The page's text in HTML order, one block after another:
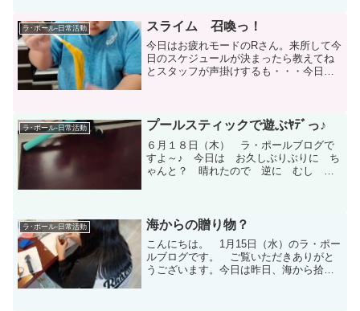
今日は こんなん しま...
ラ･ポール-日常活動 スライム 召喚っ！
今日はお疲れモードのRさん。来所して今
日のスケジュールが決まったら教えてね
とスタッフが声掛けするも・・・今日は
ることが決まったらお次は...
ラ･ポール-日常活動 プールスティックで遊ぶﾔﾃﾞっ♪
６月１８日（木） ラ・ポールブログで
すよ～♪ 今日は お久しぶりぶりに ち
ゃんと？ 晴れたので 逆に むし あ
↺な 児...
ラ･ポール-日常活動 海からの贈り物？
こんにちは。 1月15日（水）のラ・ポー
ルブログです。 ご覧いただきありがと
うございます。今日は昨日、海から拾っ